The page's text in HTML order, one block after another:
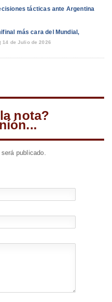
tácticas ante Argentina
más cara del Mundial,
14 de Julio de 2026
nota?
publicado.